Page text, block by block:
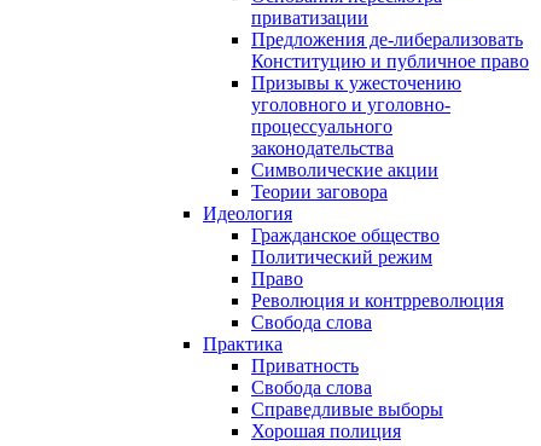
приватизации
Предложения де-либерализовать
Конституцию и публичное право
Призывы к ужесточению
уголовного и уголовно-
процессуального
законодательства
Символические акции
Теории заговора
Идеология
Гражданское общество
Политический режим
Право
Революция и контрреволюция
Свобода слова
Практика
Приватность
Свобода слова
Справедливые выборы
Хорошая полиция